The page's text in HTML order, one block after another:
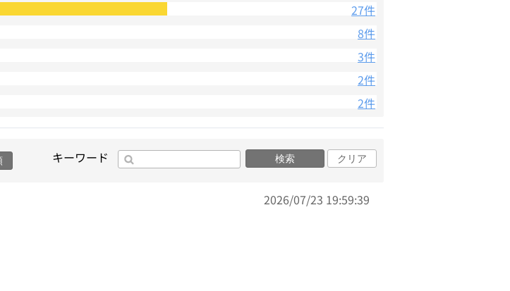
27件
8件
3件
2件
2件
キーワード 検索 クリア
2026/07/23 19:59:39